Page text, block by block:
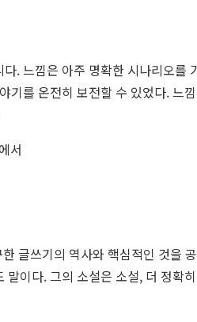
. 느낌은 아주 명확한 시나리오
기를 온전히 보전할 수 있었다. 느
서
한 글쓰기의 역사와 핵심적인 것을
말이다. 그의 소설은 소설, 더 정확